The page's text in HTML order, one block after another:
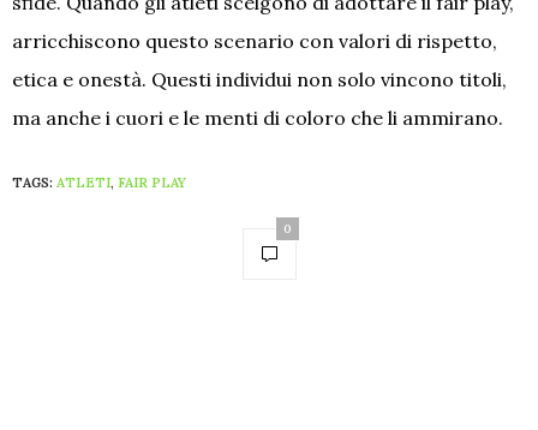
arricchiscono questo scenario con valori di rispetto,
etica e onestà. Questi individui non solo vincono titoli,
ma anche i cuori e le menti di coloro che li ammirano.
TAGS: ATLETI, FAIR PLAY
0